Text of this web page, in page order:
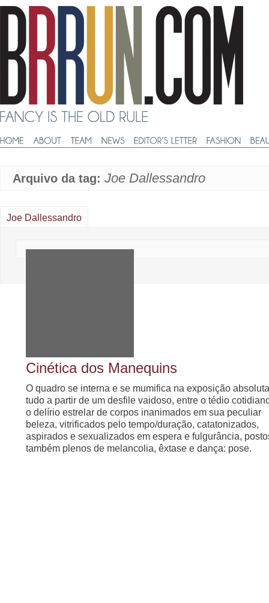
Arquivo da tag: Joe Dallessandro
Joe Dallessandro
Cinética dos Manequins
O quadro se interna e se mumifica na exposição
tudo a partir de um desfile vaidoso, entre o tédio
o delírio estrelar de corpos inanimados em sua peculiar
beleza, vitrificados pelo tempo/duração, catatonizados,
aspirados e sexualizados em espera e fulgurância,
também plenos de melancolia, êxtase e dança: pose.